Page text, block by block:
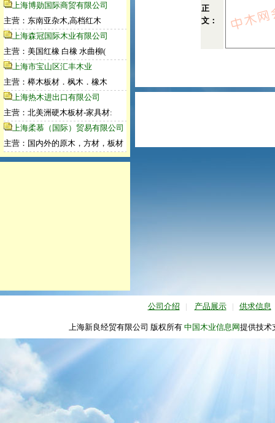
上海博勋国际商贸有限公司
主营：东南亚杂木,高档红木
上海森冠国际木业有限公司
主营：美国红橡 白橡 水曲柳(
上海市宝山区汇丰木业
主营：榉木板材．枫木．橡木
上海热木进出口有限公司
主营：北美洲硬木板材-家具材:
上海柔慕（国际）贸易有限公司
主营：国内外的原木，方材，板材
正
文：
公司介绍 | 产品展示 | 供求信息
上海新良经贸有限公司 版权所有 中国木业信息网提供技术